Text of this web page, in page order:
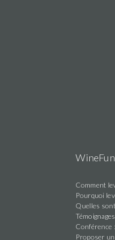
Comment
Pourquoi
Quelles
Témoignages
Conférence
Proposer